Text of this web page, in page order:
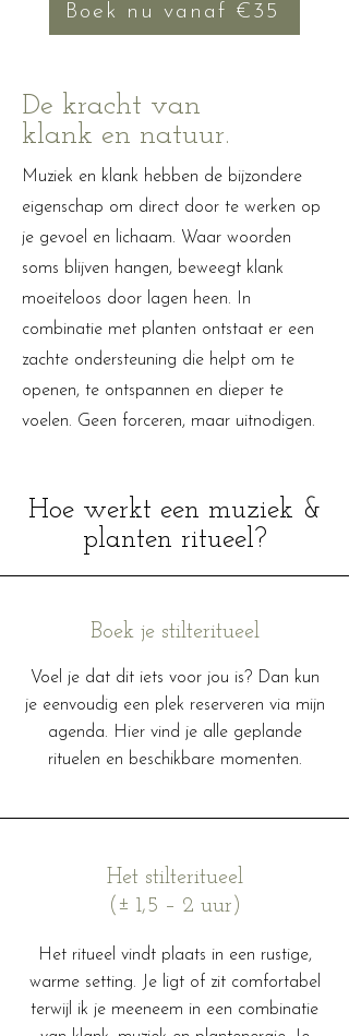
Boek nu vanaf €35
De kracht van
klank en natuur.
Muziek en klank hebben de bijzondere
eigenschap om direct door te werken op
je gevoel en lichaam. Waar woorden
soms blijven hangen, beweegt klank
moeiteloos door lagen heen. In
combinatie met planten ontstaat er een
zachte ondersteuning die helpt om te
openen, te ontspannen en dieper te
voelen. Geen forceren, maar uitnodigen.
Hoe werkt een muziek &
planten ritueel?
Boek je stilteritueel
Voel je dat dit iets voor jou is? Dan kun
je eenvoudig een plek reserveren via mijn
agenda. Hier vind je alle geplande
rituelen en beschikbare momenten.
Het stilteritueel
(± 1,5 – 2 uur)
Het ritueel vindt plaats in een rustige,
warme setting. Je ligt of zit comfortabel
terwijl ik je meeneem in een combinatie